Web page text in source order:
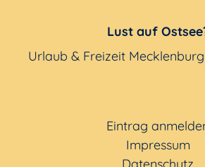
Lust auf
Urlaub & Freizeit
Eintrag
Impressum
Datenschutz